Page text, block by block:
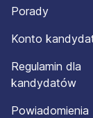
Porady
Konto
Regulamin dla
kandydatów
Powiadomienia